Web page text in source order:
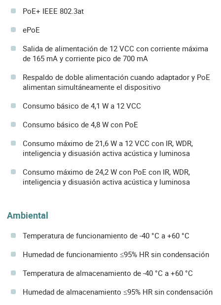
PoE+ IEEE 802.3at
ePoE
Salida de alimentación de 12 VCC con corriente máxima
de 165 mA y corriente pico de 700 mA
Respaldo de doble alimentación cuando adaptador y PoE
alimentan simultáneamente el dispositivo
Consumo básico de 4,1 W a 12 VCC
Consumo básico de 4,8 W con PoE
Consumo máximo de 21,6 W a 12 VCC con IR, WDR,
inteligencia y disuasión activa acústica y luminosa
Consumo máximo de 24,2 W con PoE con IR, WDR,
inteligencia y disuasión activa acústica y luminosa
Ambiental
Temperatura de funcionamiento de -40 °C a +60 °C
Humedad de funcionamiento ≤95% HR sin condensación
Temperatura de almacenamiento de -40 °C a +60 °C
Humedad de almacenamiento ≤95% HR sin condensación